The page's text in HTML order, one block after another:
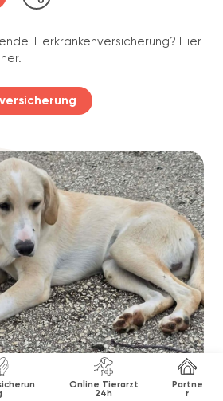
Online Tierarzt
24h
Partne
r
Tierkrankenversicherung? Hier